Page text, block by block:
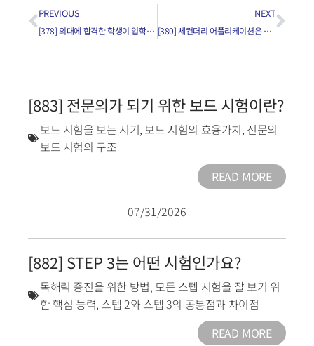
PREVIOUS
[378] 의대에 합격한 학생이 입학을 미루어도 불이익이 없나요?
NEXT
[380] 세컨더리 어플리케이션은 얼마나 빨리 제출해야 하나요?
[883] 전문의가 되기 위한 보드 시험이란?
보드 시험을 보는 시기, 보드 시험의 효용가치, 전문의
보드 시험의 구조
READ MORE
07/31/2026
[882] STEP 3는 어떤 시험인가요?
독해력 증진을 위한 방법, 모든 스텝 시험을 잘 보기 위
한 핵심 능력, 스텝 2와 스텝 3의 공통점과 차이점
READ MORE